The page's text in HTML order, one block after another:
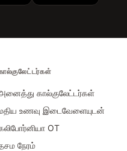
கால்குலேட்டர்கள்
உணவு இடைவேளையுடன்
OT
நேரம்